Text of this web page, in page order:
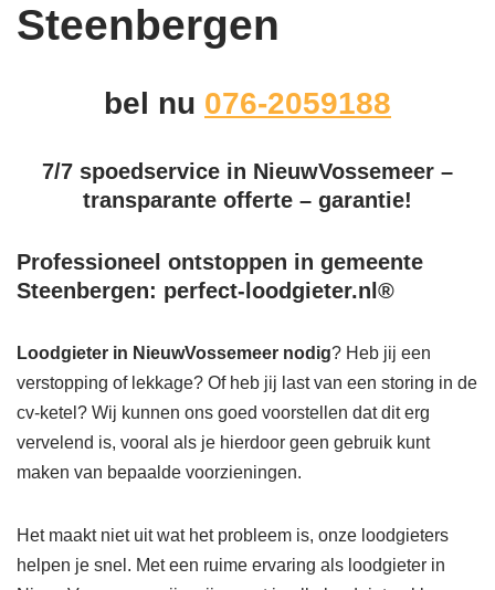
Steenbergen
bel nu 076-2059188
7/7 spoedservice in NieuwVossemeer –
transparante offerte – garantie!
Professioneel ontstoppen in gemeente
Steenbergen: perfect-loodgieter.nl®
Loodgieter in NieuwVossemeer nodig? Heb jij een
verstopping of lekkage? Of heb jij last van een storing in de
cv-ketel? Wij kunnen ons goed voorstellen dat dit erg
vervelend is, vooral als je hierdoor geen gebruik kunt
maken van bepaalde voorzieningen.
Het maakt niet uit wat het probleem is, onze loodgieters
helpen je snel. Met een ruime ervaring als loodgieter in